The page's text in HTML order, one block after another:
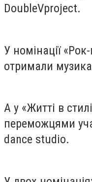
DoubleVproject.
У номінації
отримали
А у «Житті в
переможцями
dance studio.